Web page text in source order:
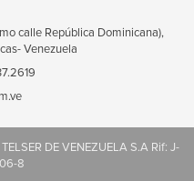
calle República Dominicana),
Venezuela
DE VENEZUELA S.A Rif: J-
8